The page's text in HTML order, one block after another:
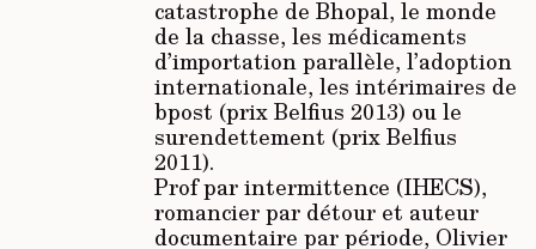
catastrophe de Bhopal, le monde
de la chasse, les médicaments
d’importation parallèle, l’adoption
internationale, les intérimaires de
bpost (prix Belfius 2013) ou le
surendettement (prix Belfius
2011).
Prof par intermittence (IHECS),
romancier par détour et auteur
documentaire par période, Olivier